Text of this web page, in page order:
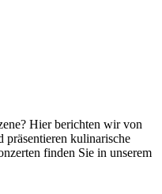
Hier berichten wir von
präsentieren kulinarische
finden Sie in unserem